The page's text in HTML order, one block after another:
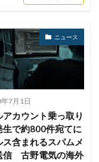
ソース
ソフトウェア
ダークウェブ
メール
タリン・メカニズム
ャットワーク
ジック
ニュース
7月1日
アカウント乗っ取り
生で約800件宛てに
ス含まれるスパムメ
信 古野電気の海外